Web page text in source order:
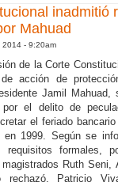
inadmitió
Mahuad
2014 - 9:20am
de la Corte
acción de
Jamil Mahuad,
el delito de
el feriado
1999. Según se
requisitos formales,
Ruth Seni,
rechazó. Patricio